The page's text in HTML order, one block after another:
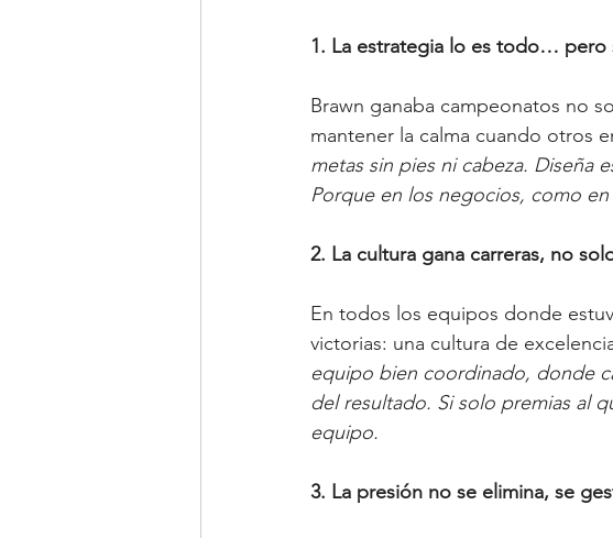
1. La estrategia lo es todo… pero
Brawn ganaba campeonatos no
mantener la calma cuando otros
metas sin pies ni cabeza. Diseña
Porque en los negocios, como
2. La cultura gana carreras, no
En todos los equipos donde
victorias: una cultura de
equipo bien coordinado, donde
del resultado. Si solo premias al
equipo.
3. La presión no se elimina, se